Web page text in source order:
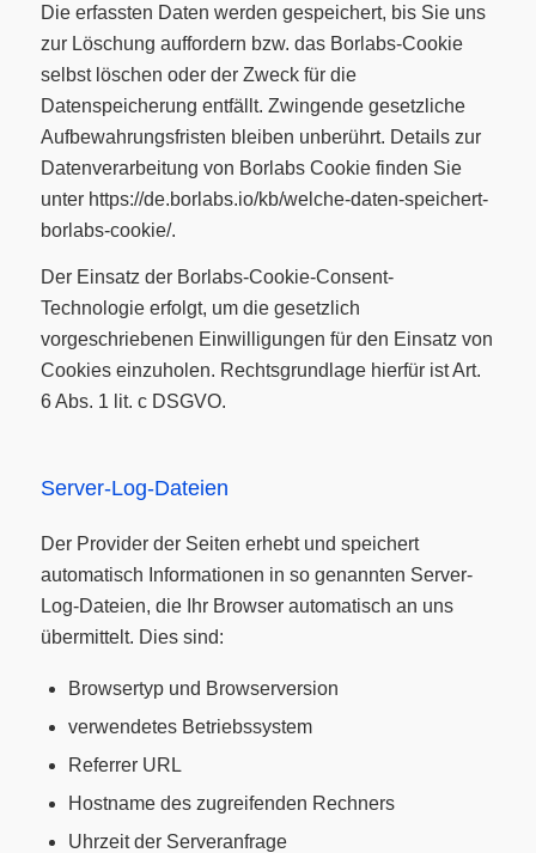
Die erfassten Daten werden gespeichert, bis Sie uns
zur Löschung auffordern bzw. das Borlabs-Cookie
selbst löschen oder der Zweck für die
Datenspeicherung entfällt. Zwingende gesetzliche
Aufbewahrungsfristen bleiben unberührt. Details zur
Datenverarbeitung von Borlabs Cookie finden Sie
unter https://de.borlabs.io/kb/welche-daten-speichert-
borlabs-cookie/.
Der Einsatz der Borlabs-Cookie-Consent-
Technologie erfolgt, um die gesetzlich
vorgeschriebenen Einwilligungen für den Einsatz von
Cookies einzuholen. Rechtsgrundlage hierfür ist Art.
6 Abs. 1 lit. c DSGVO.
Server-Log-Dateien
Der Provider der Seiten erhebt und speichert
automatisch Informationen in so genannten Server-
Log-Dateien, die Ihr Browser automatisch an uns
übermittelt. Dies sind:
Browsertyp und Browserversion
verwendetes Betriebssystem
Referrer URL
Hostname des zugreifenden Rechners
Uhrzeit der Serveranfrage